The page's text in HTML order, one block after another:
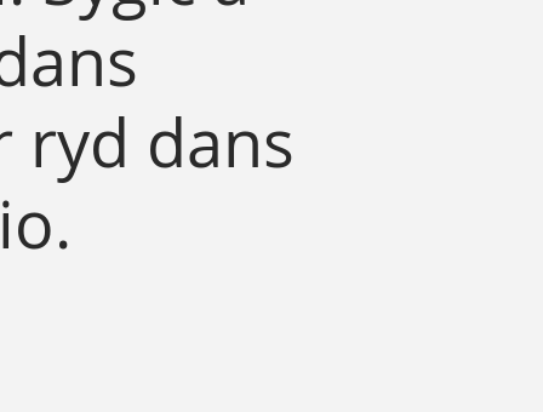
ryd dans